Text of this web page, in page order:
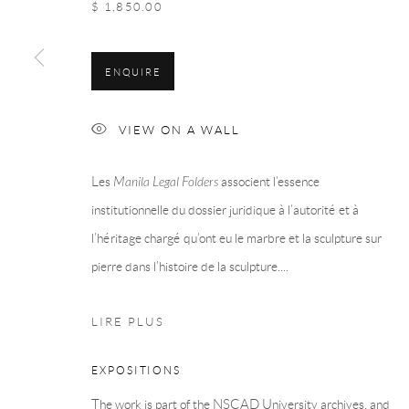
$ 1,850.00
ENQUIRE
VIEW ON A WALL
Les Manila Legal Foldersassocient l’essence
institutionnelle du dossier juridique à l’autorité et à
l’héritage chargé qu’ont eu le marbre et la sculpture sur
pierre dans l’histoire de la sculpture....
LIRE PLUS
EXPOSITIONS
The work is part of the NSCAD University archives, and